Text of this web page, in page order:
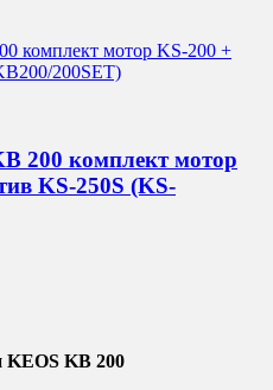
200 комплект мотор
KS-250S (KS-
KEOS KB 200